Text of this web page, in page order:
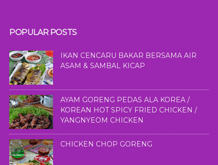
POPULAR POSTS
IKAN CENCARU BAKAR BERSAMA AIR
ASAM & SAMBAL KICAP
AYAM GORENG PEDAS ALA KOREA /
KOREAN HOT SPICY FRIED CHICKEN /
YANGNYEOM CHICKEN
CHICKEN CHOP GORENG